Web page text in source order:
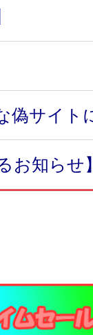
偽サイト
お知らせ